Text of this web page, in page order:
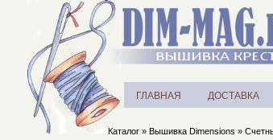
ГЛАВНАЯ ДОСТАВКА
Каталог» Вышивка Dimensions »